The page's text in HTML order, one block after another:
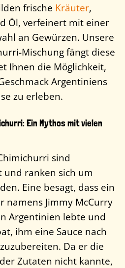
frische Kräuter,
Öl, verfeinert mit einer
an Gewürzen. Unsere
Mischung fängt diese
Ihnen die Möglichkeit,
Argentiniens
zu erleben.
Ein Mythos mit vielen
sind
ranken sich um
Eine besagt, dass ein
namens Jimmy McCurry
Argentinien lebte und
ihm eine Sauce nach
Da er die
Zutaten nicht kannte,